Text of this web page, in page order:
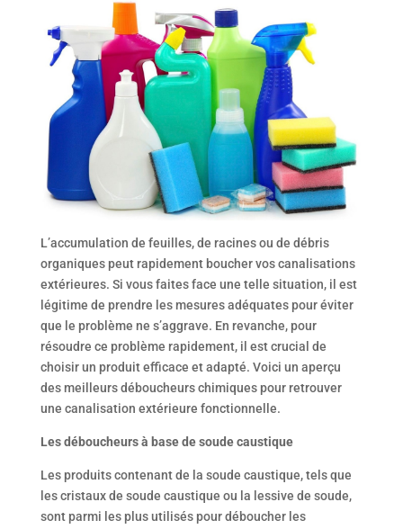
L’accumulation de feuilles, de racines ou de débris
organiques peut rapidement boucher vos canalisations
extérieures. Si vous faites face une telle situation, il est
légitime de prendre les mesures adéquates pour éviter
que le problème ne s’aggrave. En revanche, pour
résoudre ce problème rapidement, il est crucial de
choisir un produit efficace et adapté. Voici un aperçu
des meilleurs déboucheurs chimiques pour retrouver
une canalisation extérieure fonctionnelle.
Les déboucheurs à base de soude caustique
Les produits contenant de la soude caustique, tels que
les cristaux de soude caustique ou la lessive de soude,
sont parmi les plus utilisés pour déboucher les